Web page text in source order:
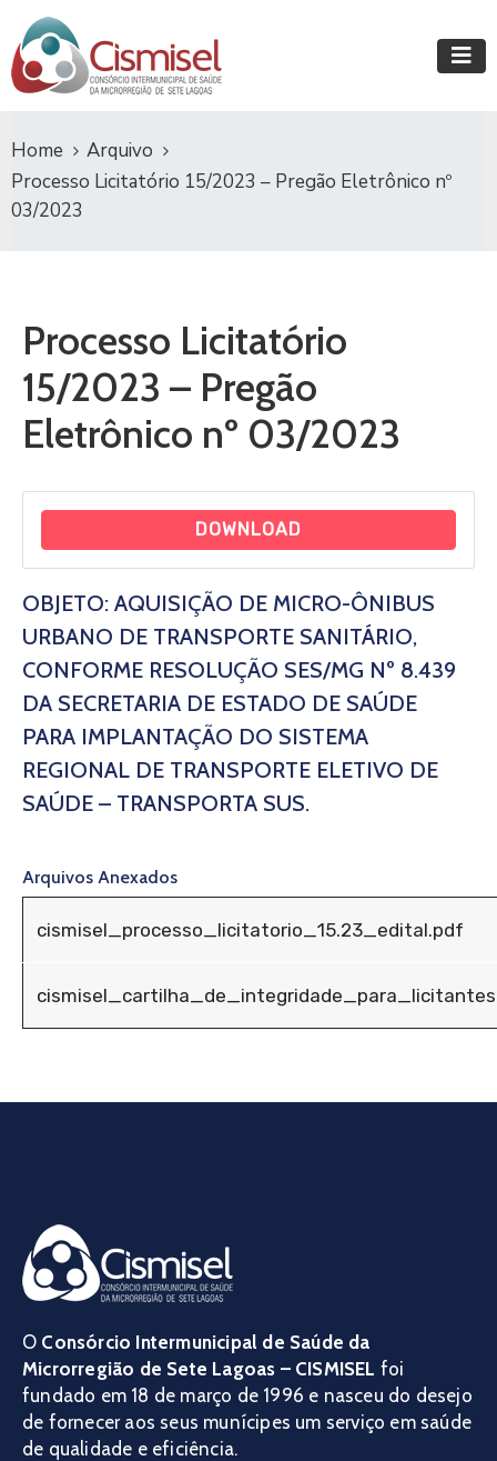
Home
Arquivo
Processo Licitatório 15/2023 – Pregão Eletrônico nº
03/2023
Processo Licitatório
15/2023 – Pregão
Eletrônico nº 03/2023
DOWNLOAD
OBJETO: AQUISIÇÃO DE MICRO-ÔNIBUS
URBANO DE TRANSPORTE SANITÁRIO,
CONFORME RESOLUÇÃO SES/MG Nº 8.439
DA SECRETARIA DE ESTADO DE SAÚDE
PARA IMPLANTAÇÃO DO SISTEMA
REGIONAL DE TRANSPORTE ELETIVO DE
SAÚDE – TRANSPORTA SUS.
Arquivos Anexados
cismisel_processo_licitatorio_15.23_edital.pdf
O Consórcio Intermunicipal de Saúde da
Microrregião de Sete Lagoas – CISMISEL foi
fundado em 18 de março de 1996 e nasceu do desejo
de fornecer aos seus munícipes um serviço em saúde
de qualidade e eficiência.